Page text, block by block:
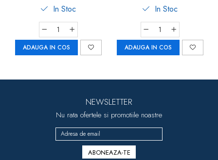
In Stoc
ADAUGA IN COS
In Stoc
ADAUGA IN COS
NEWSLETTER
Nu rata ofertele si promotiile noastre